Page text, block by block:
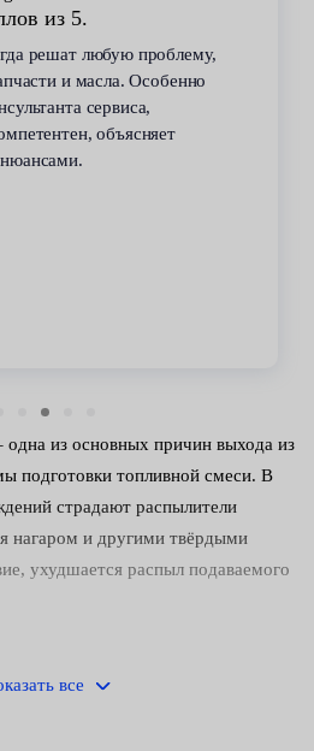
из 5.
решат любую проблему,
и масла. Особенно
сервиса,
объясняет
одна из основных причин выхода из
подготовки топливной смеси. В
страдают распылители
нагаром и другими твёрдыми
ухудшается распыл подаваемого
все